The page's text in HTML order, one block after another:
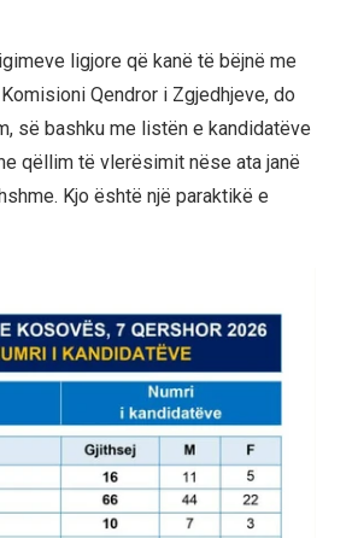
ligjore që kanë të bëjnë me
Qendror i Zgjedhjeve, do
së bashku me listën e kandidatëve
qëllim të vlerësimit nëse ata janë
Kjo është një paraktikë e